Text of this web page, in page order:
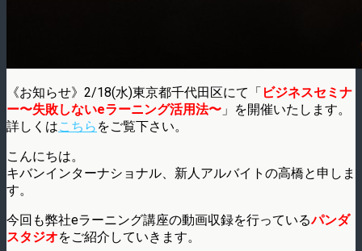
《お知らせ》2/18(水)東京都千代田区にて「 ビジネスセミナ
ー〜失敗しないeラーニング活用法〜 」を開催いたします。
詳しくはこちら をご覧下さい。
こんにちは。
キバンインターナショナル、新人アルバイトの高橋と申しま
す。
今回も弊社eラーニング講座の動画収録を行っているパンダ
スタジオをご紹介していきます。